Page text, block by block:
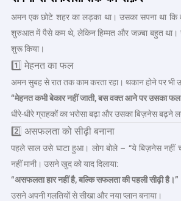
अमन एक छोटे शहर का लड़का था। उसका सपना था कि
शुरुआत में पैसे कम थे, लेकिन हिम्मत और जज़्बा बहुत था।
शुरू किया।
1️⃣ मेहनत का फल
अमन सुबह से रात तक काम करता रहा। थकान होने पर
“मेहनत कभी बेकार नहीं जाती, बस वक्त आने पर उसका फल
धीरे-धीरे ग्राहकों का भरोसा बढ़ा और उसका बिज़नेस बढ़ने
2️⃣ असफलता को सीढ़ी बनाना
पहले साल उसे घाटा हुआ। लोग बोले – “ये बिज़नेस नहीं
नहीं मानी। उसने खुद को याद दिलाया:
“असफलता हार नहीं है, बल्कि सफलता की पहली सीढ़ी है।”
उसने अपनी गलतियों से सीखा और नया प्लान बनाया।